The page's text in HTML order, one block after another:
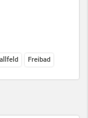
Freibad